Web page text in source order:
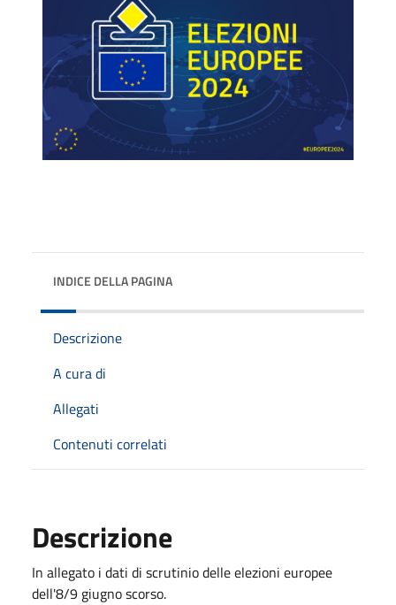
INDICE DELLA PAGINA
Descrizione
A cura di
Allegati
Contenuti correlati
Descrizione
In allegato i dati di scrutinio delle elezioni europee
dell'8/9 giugno scorso.